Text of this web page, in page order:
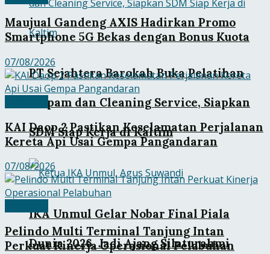
PT Sejahtera Barokah Buka Pelatihan
Satpam dan Cleaning Service, Siapkan
SDM Siap Kerja di Kaltim
IKA Unmul Gelar Nobar Final Piala
Dunia 2026, Jadi Ajang Silaturahmi
Maujual Gandeng AXIS Hadirkan Promo
Smartphone 5G Bekas dengan Bonus Kuota
07/08/2026
KAI Daop 2 Pastikan Keselamatan Perjalanan
Kereta Api Usai Gempa Pangandaran
07/08/2026
Pelindo Multi Terminal Tanjung Intan
Perkuat Kinerja Operasional Pelabuhan